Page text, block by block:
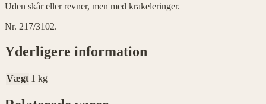
Uden skår eller revner, men med krakeleringer.
Nr. 217/3102.
Yderligere information
Vægt 1 kg